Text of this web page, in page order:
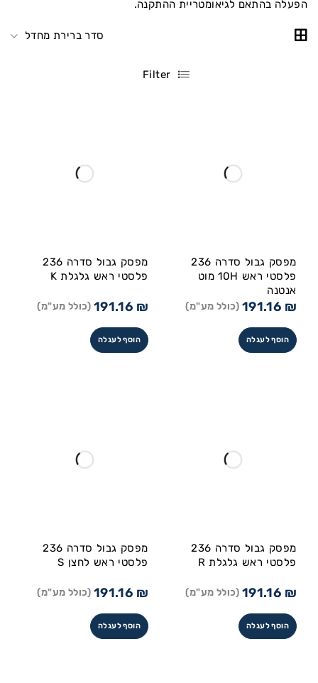
הפעלה בהתאם לגיאומטריית ההתקנה.
סדר ברירת מחדל
Filter
מפסק גבול סדרה 236
פלסטי ראש 10H מוט
אנטנה
191.16 ₪ (כולל מע"מ)
הוסף לעגלה
מפסק גבול סדרה 236
פלסטי ראש גלגלת K
191.16 ₪ (כולל מע"מ)
הוסף לעגלה
מפסק גבול סדרה 236
פלסטי ראש גלגלת R
191.16 ₪ (כולל מע"מ)
הוסף לעגלה
מפסק גבול סדרה 236
פלסטי ראש לחצן S
191.16 ₪ (כולל מע"מ)
הוסף לעגלה